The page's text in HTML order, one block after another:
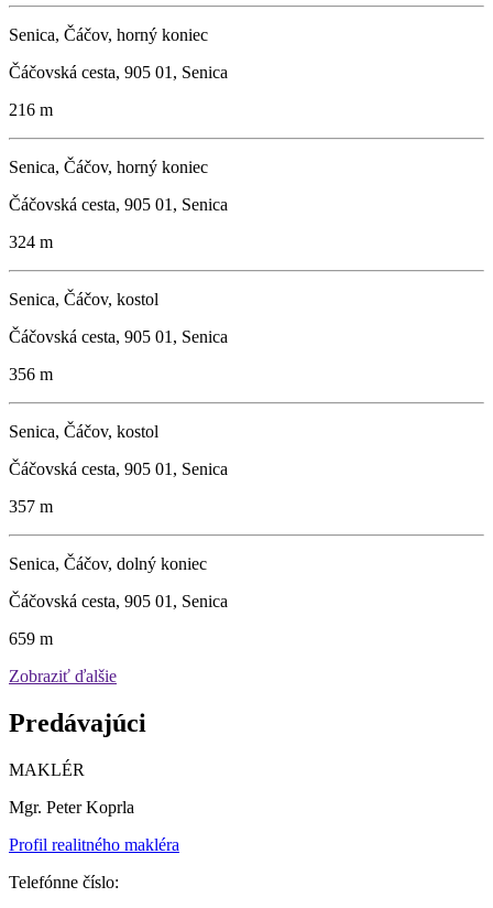
Senica, Čáčov, horný koniec
Čáčovská cesta, 905 01, Senica
216 m
Senica, Čáčov, horný koniec
Čáčovská cesta, 905 01, Senica
324 m
Senica, Čáčov, kostol
Čáčovská cesta, 905 01, Senica
356 m
Senica, Čáčov, kostol
Čáčovská cesta, 905 01, Senica
357 m
Senica, Čáčov, dolný koniec
Čáčovská cesta, 905 01, Senica
659 m
Zobraziť ďalšie
Predávajúci
MAKLÉR
Mgr. Peter Koprla
Profil realitného makléra
Telefónne číslo: